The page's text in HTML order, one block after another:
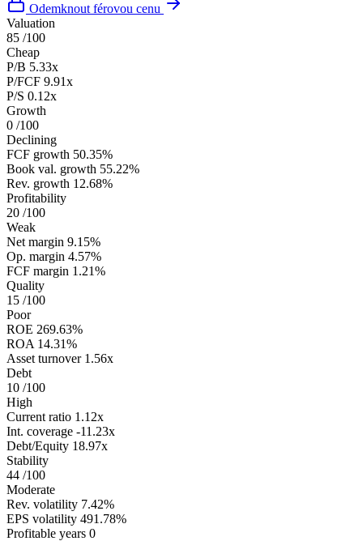
Odemknout férovou cenu
Valuation
85 /100
Cheap
P/B 5.33x
P/FCF 9.91x
P/S 0.12x
Growth
0 /100
Declining
FCF growth 50.35%
Book val. growth 55.22%
Rev. growth 12.68%
Profitability
20 /100
Weak
Net margin 9.15%
Op. margin 4.57%
FCF margin 1.21%
Quality
15 /100
Poor
ROE 269.63%
ROA 14.31%
Asset turnover 1.56x
Debt
10 /100
High
Current ratio 1.12x
Int. coverage -11.23x
Debt/Equity 18.97x
Stability
44 /100
Moderate
Rev. volatility 7.42%
EPS volatility 491.78%
Profitable years 0